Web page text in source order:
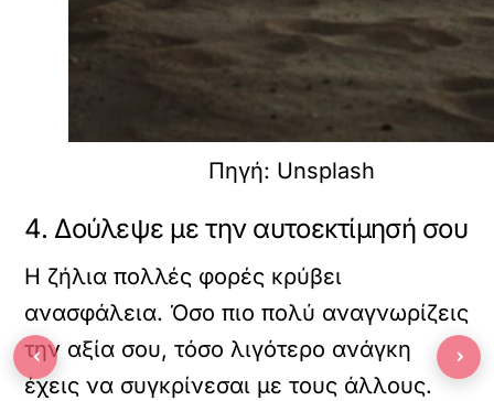
Πηγή: Unsplash
4. Δούλεψε με την αυτοεκτίμησή σου
Η ζήλια πολλές φορές κρύβει
ανασφάλεια. Όσο πιο πολύ αναγνωρίζεις
την αξία σου, τόσο λιγότερο ανάγκη
έχεις να συγκρίνεσαι με τους άλλους.
‹ ›